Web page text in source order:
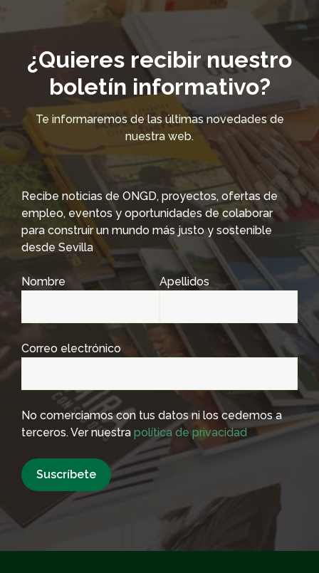
¿Quieres recibir nuestro
boletín informativo?
Te informaremos de las últimas novedades de
nuestra web.
Recibe noticias de ONGD, proyectos, ofertas de
empleo, eventos y oportunidades de colaborar
para construir un mundo más justo y sostenible
desde Sevilla
Nombre Apellidos
Correo electrónico
No comerciamos con tus datos ni los cedemos a
terceros. Ver nuestra política de privacidad